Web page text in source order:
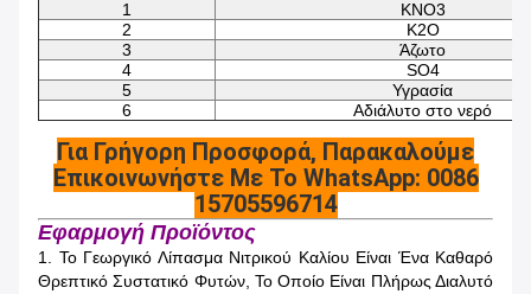
1
KNO3
2
K2O
3
Άζωτο
4
SO4
5
Υγρασία
6
Αδιάλυτο στο νερό
Για Γρήγορη Προσφορά, Παρακαλούμε
Επικοινωνήστε Με Το WhatsApp: 0086
15705596714
Εφαρμογή Προϊόντος
1. Το Γεωργικό Λίπασμα Νιτρικού Καλίου Είναι Ένα Καθαρό
Θρεπτικό Συστατικό Φυτών, Το Οποίο Είναι Πλήρως Διαλυτό